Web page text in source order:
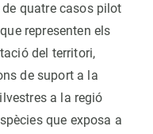
quatre casos pilot
representen els
del territori,
de suport a la
a la regió
que exposa a